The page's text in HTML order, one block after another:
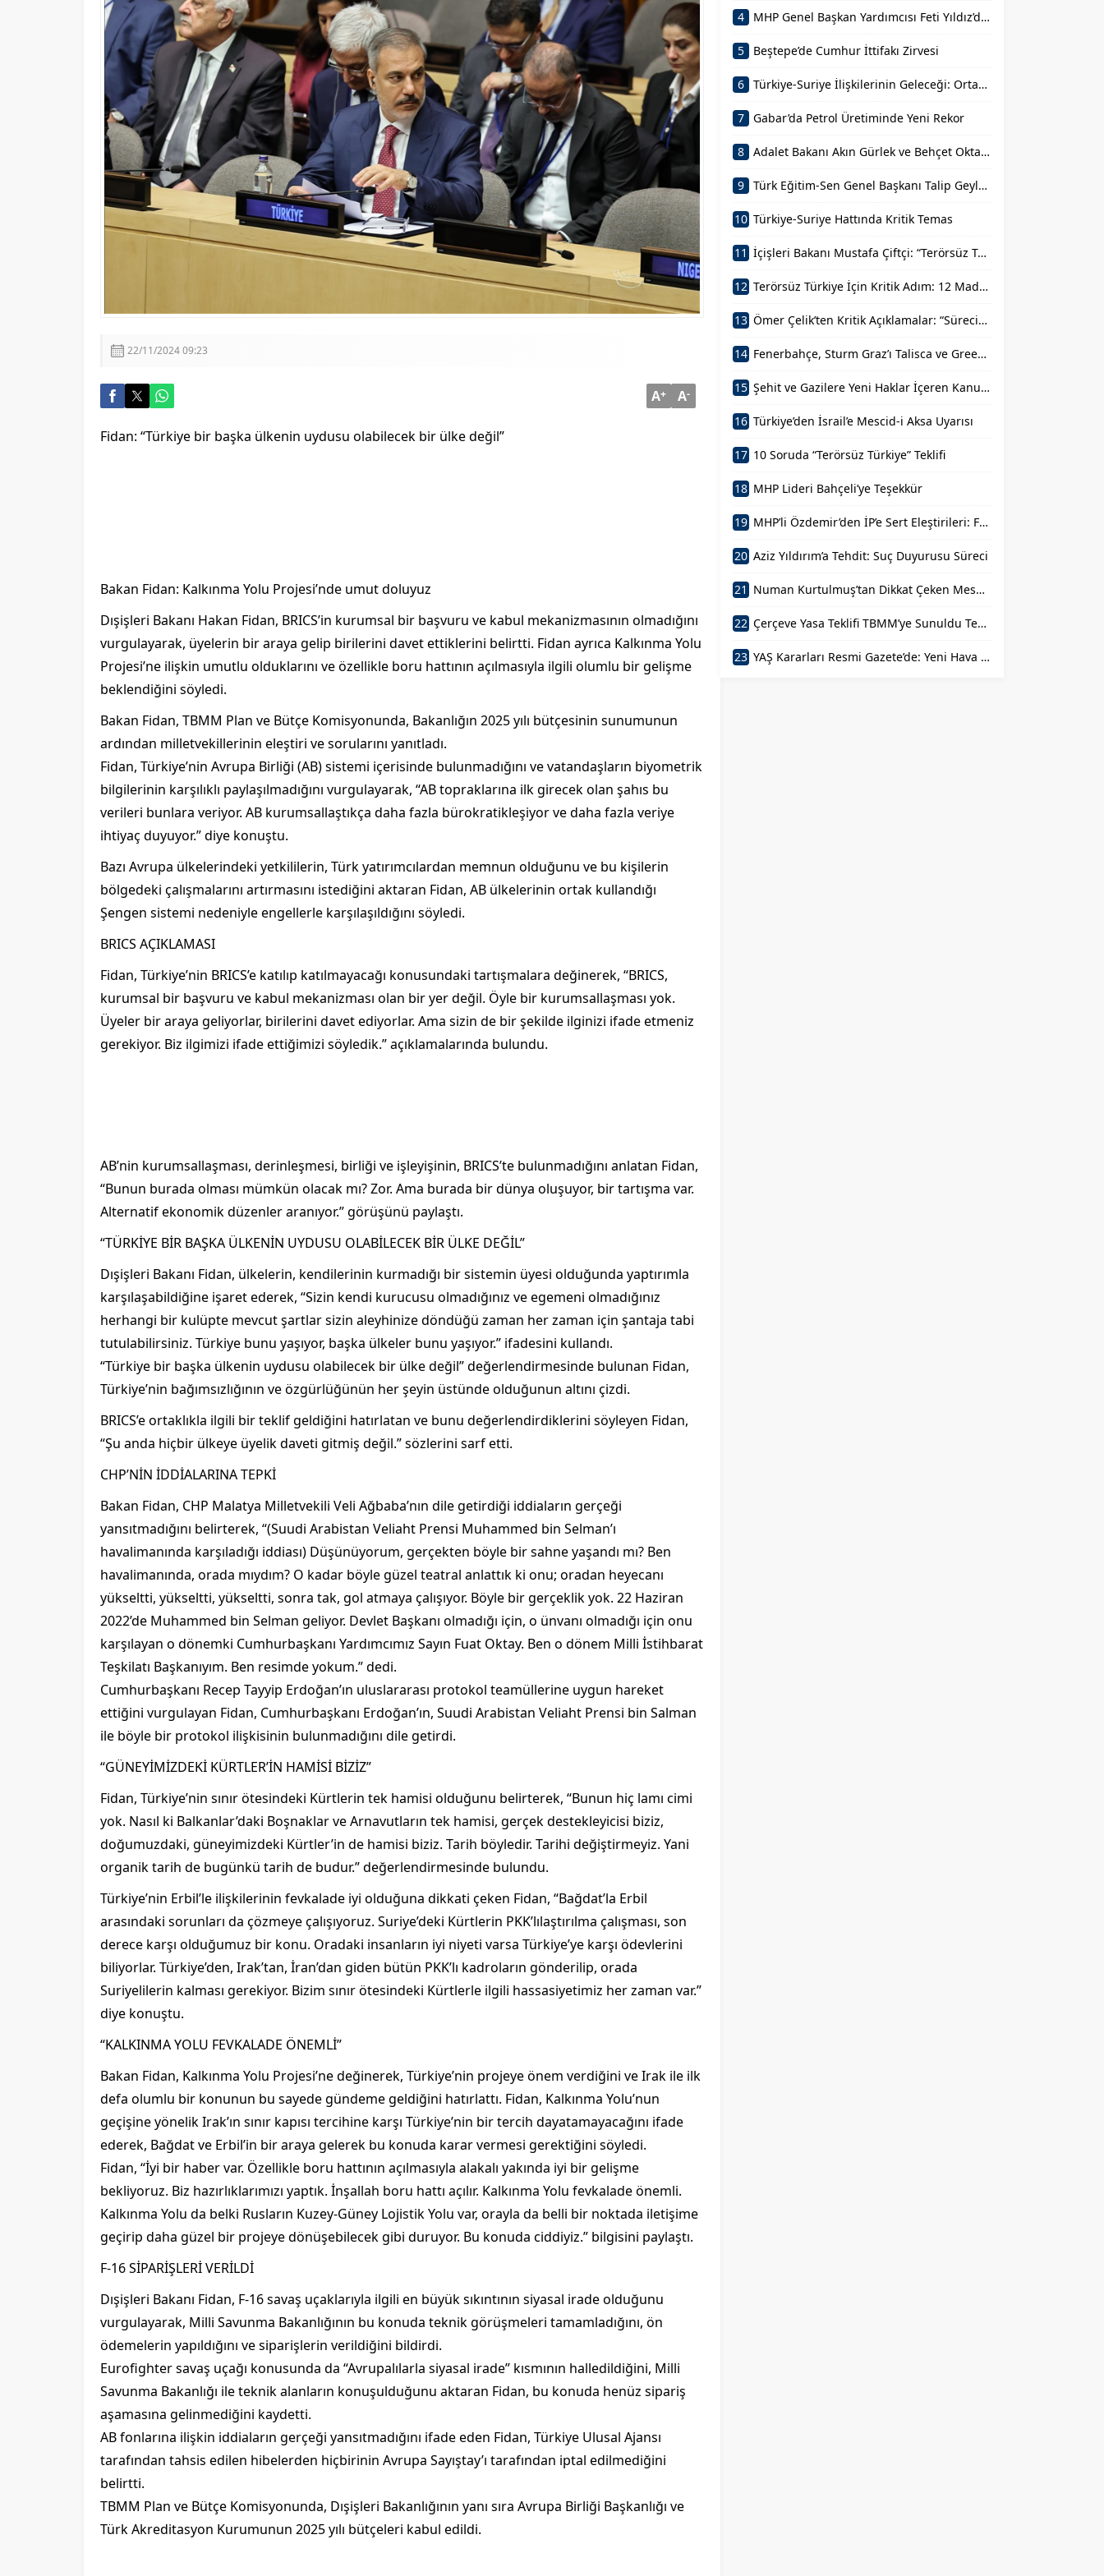
Adalet Bakanı Akın Gürlek: “Terörsüz Türkiye 86 Milyonun Ortak Hedefidir”
22/11/2024 09:23
A+ A-
Fidan: “Türkiye bir başka ülkenin uydusu olabilecek bir ülke değil”
Bakan Fidan: Kalkınma Yolu Projesi’nde umut doluyuz
Dışişleri Bakanı Hakan Fidan, BRICS’in kurumsal bir başvuru ve kabul mekanizmasının olmadığını
vurgulayarak, üyelerin bir araya gelip birilerini davet ettiklerini belirtti. Fidan ayrıca Kalkınma Yolu
Projesi’ne ilişkin umutlu olduklarını ve özellikle boru hattının açılmasıyla ilgili olumlu bir gelişme
beklendiğini söyledi.
Bakan Fidan, TBMM Plan ve Bütçe Komisyonunda, Bakanlığın 2025 yılı bütçesinin sunumunun
ardından milletvekillerinin eleştiri ve sorularını yanıtladı.
Fidan, Türkiye’nin Avrupa Birliği (AB) sistemi içerisinde bulunmadığını ve vatandaşların biyometrik
bilgilerinin karşılıklı paylaşılmadığını vurgulayarak, “AB topraklarına ilk girecek olan şahıs bu
verileri bunlara veriyor. AB kurumsallaştıkça daha fazla bürokratikleşiyor ve daha fazla veriye
ihtiyaç duyuyor.” diye konuştu.
Bazı Avrupa ülkelerindeki yetkililerin, Türk yatırımcılardan memnun olduğunu ve bu kişilerin
bölgedeki çalışmalarını artırmasını istediğini aktaran Fidan, AB ülkelerinin ortak kullandığı
Şengen sistemi nedeniyle engellerle karşılaşıldığını söyledi.
BRICS AÇIKLAMASI
Fidan, Türkiye’nin BRICS’e katılıp katılmayacağı konusundaki tartışmalara değinerek, “BRICS,
kurumsal bir başvuru ve kabul mekanizması olan bir yer değil. Öyle bir kurumsallaşması yok.
Üyeler bir araya geliyorlar, birilerini davet ediyorlar. Ama sizin de bir şekilde ilginizi ifade etmeniz
gerekiyor. Biz ilgimizi ifade ettiğimizi söyledik.” açıklamalarında bulundu.
AB’nin kurumsallaşması, derinleşmesi, birliği ve işleyişinin, BRICS’te bulunmadığını anlatan Fidan,
“Bunun burada olması mümkün olacak mı? Zor. Ama burada bir dünya oluşuyor, bir tartışma var.
Alternatif ekonomik düzenler aranıyor.” görüşünü paylaştı.
“TÜRKİYE BİR BAŞKA ÜLKENİN UYDUSU OLABİLECEK BİR ÜLKE DEĞİL”
Dışişleri Bakanı Fidan, ülkelerin, kendilerinin kurmadığı bir sistemin üyesi olduğunda yaptırımla
karşılaşabildiğine işaret ederek, “Sizin kendi kurucusu olmadığınız ve egemeni olmadığınız
herhangi bir kulüpte mevcut şartlar sizin aleyhinize döndüğü zaman her zaman için şantaja tabi
tutulabilirsiniz. Türkiye bunu yaşıyor, başka ülkeler bunu yaşıyor.” ifadesini kullandı.
“Türkiye bir başka ülkenin uydusu olabilecek bir ülke değil” değerlendirmesinde bulunan Fidan,
Türkiye’nin bağımsızlığının ve özgürlüğünün her şeyin üstünde olduğunun altını çizdi.
BRICS’e ortaklıkla ilgili bir teklif geldiğini hatırlatan ve bunu değerlendirdiklerini söyleyen Fidan,
“Şu anda hiçbir ülkeye üyelik daveti gitmiş değil.” sözlerini sarf etti.
CHP’NİN İDDİALARINA TEPKİ
Bakan Fidan, CHP Malatya Milletvekili Veli Ağbaba’nın dile getirdiği iddiaların gerçeği
yansıtmadığını belirterek, “(Suudi Arabistan Veliaht Prensi Muhammed bin Selman’ı
havalimanında karşıladığı iddiası) Düşünüyorum, gerçekten böyle bir sahne yaşandı mı? Ben
havalimanında, orada mıydım? O kadar böyle güzel teatral anlattık ki onu; oradan heyecanı
yükseltti, yükseltti, yükseltti, sonra tak, gol atmaya çalışıyor. Böyle bir gerçeklik yok. 22 Haziran
2022’de Muhammed bin Selman geliyor. Devlet Başkanı olmadığı için, o ünvanı olmadığı için onu
karşılayan o dönemki Cumhurbaşkanı Yardımcımız Sayın Fuat Oktay. Ben o dönem Milli İstihbarat
Teşkilatı Başkanıyım. Ben resimde yokum.” dedi.
Cumhurbaşkanı Recep Tayyip Erdoğan’ın uluslararası protokol teamüllerine uygun hareket
ettiğini vurgulayan Fidan, Cumhurbaşkanı Erdoğan’ın, Suudi Arabistan Veliaht Prensi bin Salman
ile böyle bir protokol ilişkisinin bulunmadığını dile getirdi.
“GÜNEYİMİZDEKİ KÜRTLER’İN HAMİSİ BİZİZ”
Fidan, Türkiye’nin sınır ötesindeki Kürtlerin tek hamisi olduğunu belirterek, “Bunun hiç lamı cimi
yok. Nasıl ki Balkanlar’daki Boşnaklar ve Arnavutların tek hamisi, gerçek destekleyicisi biziz,
doğumuzdaki, güneyimizdeki Kürtler’in de hamisi biziz. Tarih böyledir. Tarihi değiştirmeyiz. Yani
organik tarih de bugünkü tarih de budur.” değerlendirmesinde bulundu.
Türkiye’nin Erbil’le ilişkilerinin fevkalade iyi olduğuna dikkati çeken Fidan, “Bağdat’la Erbil
arasındaki sorunları da çözmeye çalışıyoruz. Suriye’deki Kürtlerin PKK’lılaştırılma çalışması, son
derece karşı olduğumuz bir konu. Oradaki insanların iyi niyeti varsa Türkiye’ye karşı ödevlerini
biliyorlar. Türkiye’den, Irak’tan, İran’dan giden bütün PKK’lı kadroların gönderilip, orada
Suriyelilerin kalması gerekiyor. Bizim sınır ötesindeki Kürtlerle ilgili hassasiyetimiz her zaman var.”
diye konuştu.
“KALKINMA YOLU FEVKALADE ÖNEMLİ”
Bakan Fidan, Kalkınma Yolu Projesi’ne değinerek, Türkiye’nin projeye önem verdiğini ve Irak ile ilk
defa olumlu bir konunun bu sayede gündeme geldiğini hatırlattı. Fidan, Kalkınma Yolu’nun
geçişine yönelik Irak’ın sınır kapısı tercihine karşı Türkiye’nin bir tercih dayatamayacağını ifade
ederek, Bağdat ve Erbil’in bir araya gelerek bu konuda karar vermesi gerektiğini söyledi.
Fidan, “İyi bir haber var. Özellikle boru hattının açılmasıyla alakalı yakında iyi bir gelişme
bekliyoruz. Biz hazırlıklarımızı yaptık. İnşallah boru hattı açılır. Kalkınma Yolu fevkalade önemli.
Kalkınma Yolu da belki Rusların Kuzey-Güney Lojistik Yolu var, orayla da belli bir noktada iletişime
geçirip daha güzel bir projeye dönüşebilecek gibi duruyor. Bu konuda ciddiyiz.” bilgisini paylaştı.
F-16 SİPARİŞLERİ VERİLDİ
Dışişleri Bakanı Fidan, F-16 savaş uçaklarıyla ilgili en büyük sıkıntının siyasal irade olduğunu
vurgulayarak, Milli Savunma Bakanlığının bu konuda teknik görüşmeleri tamamladığını, ön
ödemelerin yapıldığını ve siparişlerin verildiğini bildirdi.
Eurofighter savaş uçağı konusunda da “Avrupalılarla siyasal irade” kısmının halledildiğini, Milli
Savunma Bakanlığı ile teknik alanların konuşulduğunu aktaran Fidan, bu konuda henüz sipariş
aşamasına gelinmediğini kaydetti.
AB fonlarına ilişkin iddiaların gerçeği yansıtmadığını ifade eden Fidan, Türkiye Ulusal Ajansı
tarafından tahsis edilen hibelerden hiçbirinin Avrupa Sayıştay’ı tarafından iptal edilmediğini
belirtti.
TBMM Plan ve Bütçe Komisyonunda, Dışişleri Bakanlığının yanı sıra Avrupa Birliği Başkanlığı ve
Türk Akreditasyon Kurumunun 2025 yılı bütçeleri kabul edildi.
4 MHP Genel Başkan Yardımcısı Feti Yıldız’dan Açıklama
5 Beştepe’de Cumhur İttifakı Zirvesi
6 Türkiye-Suriye İlişkilerinin Geleceği: Ortak Basın Toplantısı
7 Gabar’da Petrol Üretiminde Yeni Rekor
8 Adalet Bakanı Akın Gürlek ve Behçet Oktay’ın Ailesi Görüşmesi
9 Türk Eğitim-Sen Genel Başkanı Talip Geylan’ın Açıklamaları
10 Türkiye-Suriye Hattında Kritik Temas
11 İçişleri Bakanı Mustafa Çiftçi: “Terörsüz Türkiye Devletimizin Sarsılmaz İradesidir”
12 Terörsüz Türkiye İçin Kritik Adım: 12 Maddelik Kanun Teklifi
13 Ömer Çelik’ten Kritik Açıklamalar: “Sürecin En Önemli Aşamasındayız”
14 Fenerbahçe, Sturm Graz’ı Talisca ve Greenwood’la Geçti!
15 Şehit ve Gazilere Yeni Haklar İçeren Kanun Teklifi Komisyondan Geçti
16 Türkiye’den İsrail’e Mescid-i Aksa Uyarısı
17 10 Soruda “Terörsüz Türkiye” Teklifi
18 MHP Lideri Bahçeli’ye Teşekkür
19 MHP’li Özdemir’den İP’e Sert Eleştirileri: FETÖ’nün Siyasal Mühendisi
20 Aziz Yıldırım’a Tehdit: Suç Duyurusu Süreci
21 Numan Kurtulmuş’tan Dikkat Çeken Mesaj: Devlet Aklı ile Millet İrfanı Buluştu
22 Çerçeve Yasa Teklifi TBMM’ye Sunuldu Terörün Tarihe Gömülmesi
23 YAŞ Kararları Resmi Gazete’de: Yeni Hava Kuvvetleri Komutanı Belli Oldu